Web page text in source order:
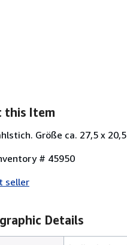
this Item
Größe ca. 27,5 x
# 45950
seller
Details